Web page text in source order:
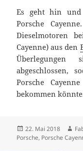
Es geht hin
Porsche
Dieselmotoren
Cayenne) aus den
abgeschlossen,
Porsche
bekommen
Veröffentlicht
am
22. Mai 2018
Porsche, Porsche